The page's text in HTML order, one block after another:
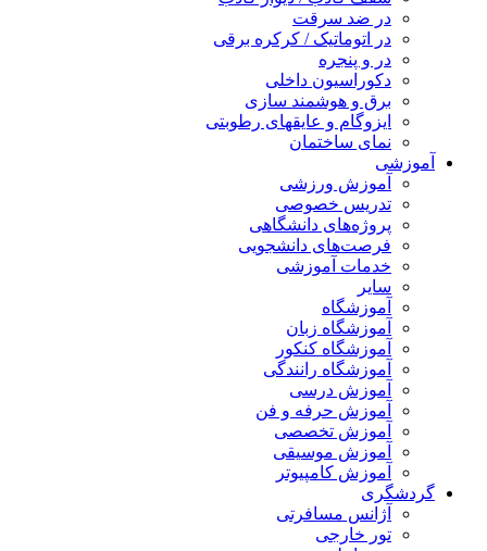
در ضد سرقت
در اتوماتیک / کرکره برقی
در و پنجره
دکوراسیون داخلی
برق و هوشمند سازی
ایزوگام و عایقهای رطوبتی
نمای ساختمان
آموزشی
آموزش ورزشی
تدریس خصوصی
پروژه‌های دانشگاهی
فرصت‌های دانشجویی
خدمات آموزشی
سایر
آموزشگاه
آموزشگاه زبان
آموزشگاه کنکور
آموزشگاه رانندگی
آموزش درسی
آموزش حرفه و فن
آموزش تخصصی
آموزش موسیقی
آموزش کامپیوتر
گردشگری
آژانس مسافرتی
تور خارجی